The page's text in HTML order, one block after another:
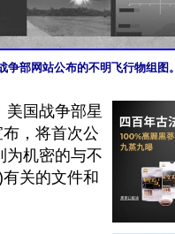
争部网站公布的不明飞行物组图。
美国战争部星
，将首次公
为机密的与不
关的文件和